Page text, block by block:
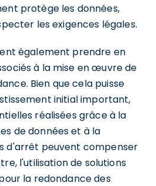
protège les données,
les exigences légales.
également prendre en
à la mise en œuvre de
Bien que cela puisse
initial important,
réalisées grâce à la
de données et à la
d'arrêt peuvent compenser
l'utilisation de solutions
la redondance des